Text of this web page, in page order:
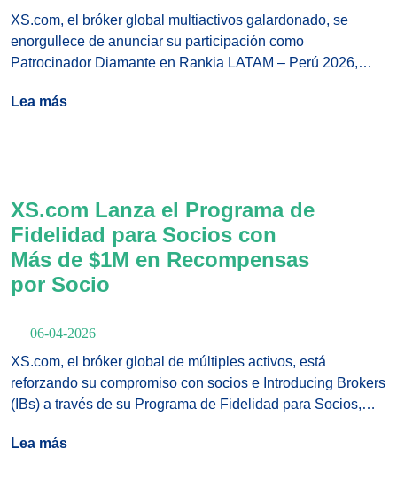
XS.com, el bróker global multiactivos galardonado, se
enorgullece de anunciar su participación como
Patrocinador Diamante en Rankia LATAM – Perú 2026,
toda la región.
Lea más
XS.com Lanza el Programa de
Fidelidad para Socios con
Más de $1M en Recompensas
por Socio
06-04-2026
XS.com, el bróker global de múltiples activos, está
reforzando su compromiso con socios e Introducing Brokers
(IBs) a través de su Programa de Fidelidad para Socios,
más de $1 millón en incentivos premium por socio.
Lea más